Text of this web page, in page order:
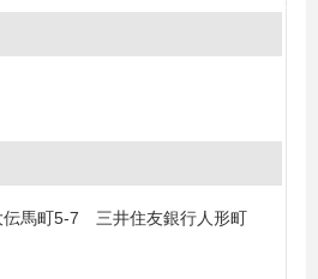
伝馬町5-7 三井住友銀行人形町